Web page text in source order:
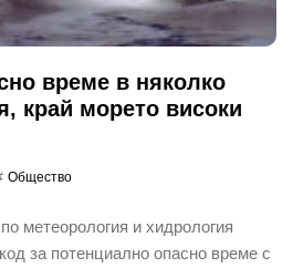
време в няколко
край морето високи
Общество
метеорология и хидрология
за потенциално опасно време с